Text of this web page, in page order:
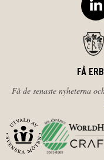
FÅ
Få de senaste nyheterna